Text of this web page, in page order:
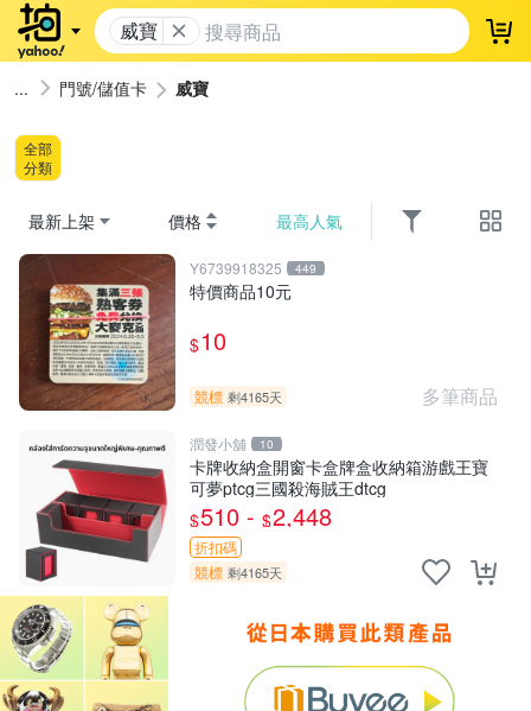
威寶 登
門號/儲值卡 威寶
全部
分類
最新上架 價格 最高人氣
Y6739918325 449
特價商品10元
$10
競標 剩4165天 多筆商品
潤發小舖 10
卡牌收納盒開窗卡盒牌盒收納箱游戲王寶
可夢ptcg三國殺海賊王dtcg
$510 - $2,448
折扣碼
競標 剩4165天